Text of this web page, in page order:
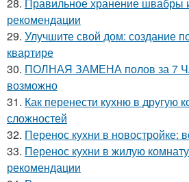
рекомендации
29. Улучшите свой дом: создание
квартире
30. ПОЛНАЯ ЗАМЕНА полов за 7
возможно
31. Как перенести кухню в другую
сложностей
32. Перенос кухни в новостройке:
33. Перенос кухни в жилую
рекомендации